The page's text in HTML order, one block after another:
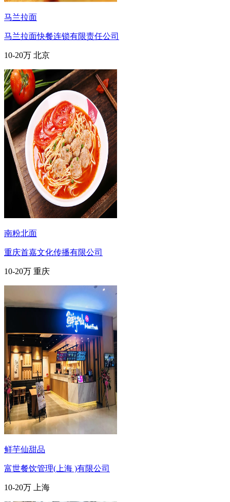
马兰拉面
马兰拉面快餐连锁有限责任公司
10-20万 北京
南粉北面
重庆首嘉文化传播有限公司
10-20万 重庆
鲜芋仙甜品
富世餐饮管理(上海 )有限公司
10-20万 上海